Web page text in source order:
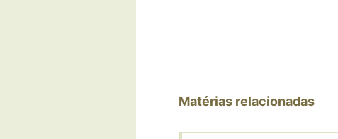
Matérias relacionadas